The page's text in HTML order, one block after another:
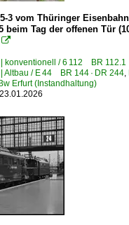
3 vom Thüringer
beim Tag der offenen Tür

| konventionell / 6 112 BR
Altbau / E 44 BR 144 · DR 244,
Erfurt (Instandhaltung)